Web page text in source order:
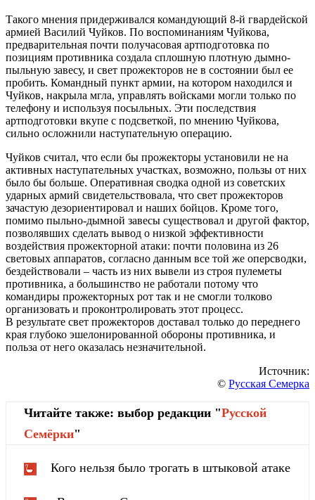
Такого мнения придерживался командующий 8-й гвардейской
армией Василий Чуйков. По воспоминаниям Чуйкова,
предварительная почти получасовая артподготовка по
позициям противника создала сплошную плотную дымно-
пыльную завесу, и свет прожекторов не в состоянии был ее
пробить. Командный пункт армии, на котором находился и
Чуйков, накрыла мгла, управлять войсками могли только по
телефону и используя посыльных. Эти последствия
артподготовки вкупе с подсветкой, по мнению Чуйкова,
сильно осложнили наступательную операцию.
Чуйков считал, что если бы прожекторы установили не на
активных наступательных участках, возможно, пользы от них
было бы больше. Оперативная сводка одной из советских
ударных армий свидетельствовала, что свет прожекторов
зачастую дезориентировал и наших бойцов. Кроме того,
помимо пыльно-дымной завесы существовал и другой фактор,
позволявших сделать вывод о низкой эффективности
воздействия прожекторной атаки: почти половина из 26
световых аппаратов, согласно данным все той же оперсводки,
бездействовали – часть из них вывели из строя пулеметы
противника, а большинство не работали потому что
командиры прожекторных рот так и не смогли толково
организовать и проконтролировать этот процесс.
В результате свет прожекторов доставал только до переднего
края глубоко эшелонированной обороны противника, и
польза от него оказалась незначительной.
Источник:
© Русская Семерка
Читайте также: выбор редакции "Русской
Cемёрки"
Кого нельзя было трогать в штыковой атаке